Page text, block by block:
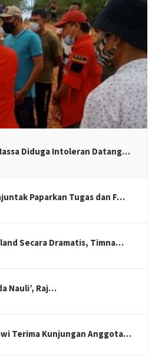
Diduga Intoleran Datang…
Paparkan Tugas dan F…
Secara Dramatis, Timna…
Nauli’, Raj…
Terima Kunjungan Anggota…